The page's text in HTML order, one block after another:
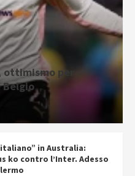
ottimismo per
Belgio
in Australia:
ko contro l’Inter. Adesso